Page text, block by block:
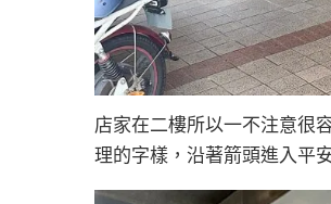
店家在二樓所以一不注意很
理的字樣，沿著箭頭進入平